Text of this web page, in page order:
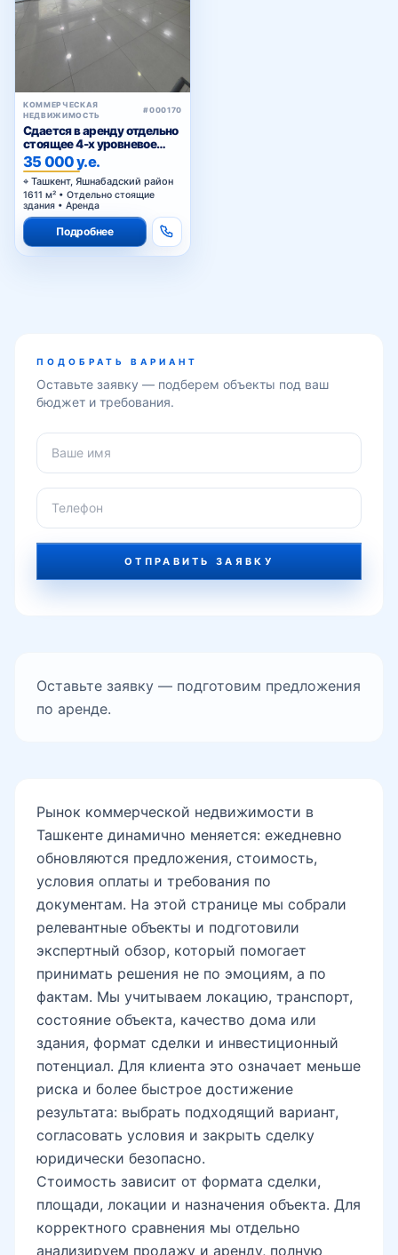
КОММЕРЧЕСКАЯ
НЕДВИЖИМОСТЬ
#000170
Сдается в аренду отдельно
стоящее 4-х уровневое
здание
35 000 у.е.
Ташкент, Яшнабадский район
1611 м² • Отдельно стоящие
здания • Аренда
Подробнее
ПОДОБРАТЬ ВАРИАНТ
Оставьте заявку — подберем объекты под ваш
бюджет и требования.
ОТПРАВИТЬ ЗАЯВКУ
Оставьте заявку — подготовим предложения
по аренде.
Рынок коммерческой недвижимости в
Ташкенте динамично меняется: ежедневно
обновляются предложения, стоимость,
условия оплаты и требования по
документам. На этой странице мы собрали
релевантные объекты и подготовили
экспертный обзор, который помогает
принимать решения не по эмоциям, а по
фактам. Мы учитываем локацию, транспорт,
состояние объекта, качество дома или
здания, формат сделки и инвестиционный
потенциал. Для клиента это означает меньше
риска и более быстрое достижение
результата: выбрать подходящий вариант,
согласовать условия и закрыть сделку
юридически безопасно.
Стоимость зависит от формата сделки,
площади, локации и назначения объекта. Для
корректного сравнения мы отдельно
анализируем продажу и аренду, полную